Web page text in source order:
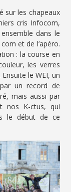
sur les chapeaux
cris Infocom,
dans le
et de l’apéro.
: la course en
les verres
le WEI, un
un record de
mais aussi par
nos K-ctus, qui
le début de ce